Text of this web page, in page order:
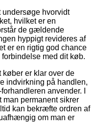
hvorvidt
hvilket er en
de gældende
hyppigt revideres af
er en rigtig god chance
med dit køb.
køber er klar over de
indvirkning på handlen,
anvender. I
man permanent sikrer
kan bekræfte ordren af
om man er